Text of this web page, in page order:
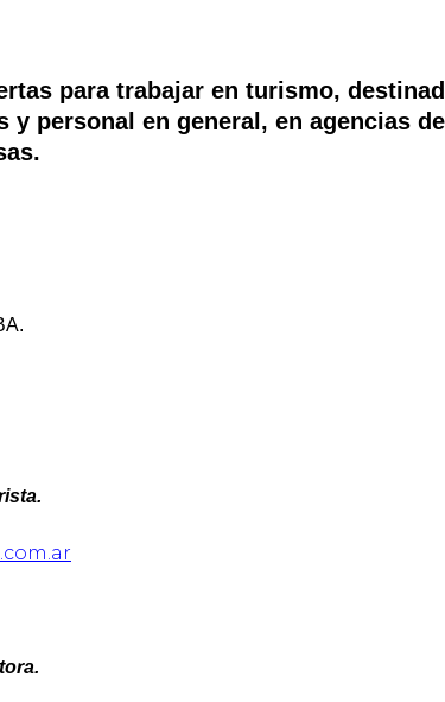
para trabajar en turismo,
personal en general, en agencias